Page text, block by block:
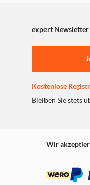
expert Newsletter
Kostenlose
Bleiben Sie stets
Wir